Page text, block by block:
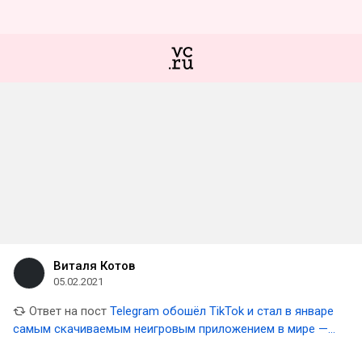
Виталя Котов
05.02.2021
Ответ на пост Telegram обошёл TikTok и стал в январе
самым скачиваемым неигровым приложением в мире —